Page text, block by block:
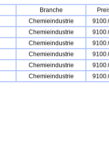
Branche
Chemieindustrie
Chemieindustrie
Chemieindustrie
Chemieindustrie
Chemieindustrie
Chemieindustrie